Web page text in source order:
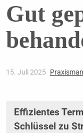
Gut
15. Juli 2025
Effizientes
Schlüssel zu